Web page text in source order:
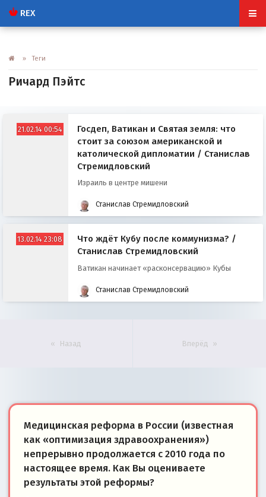
REX
» Теги
Ричард Пэйтс
21.02.14 00:54
Госдеп, Ватикан и Святая земля: что
стоит за союзом американской и
католической дипломатии / Станислав
Стремидловский
Израиль в центре мишени
Станислав Стремидловский
13.02.14 23:08
Что ждёт Кубу после коммунизма? /
Станислав Стремидловский
Ватикан начинает «расконсервацию» Кубы
Станислав Стремидловский
Назад Вперёд
Медицинская реформа в России (известная
как «оптимизация здравоохранения»)
непрерывно продолжается с 2010 года по
настоящее время. Как Вы оцениваете
результаты этой реформы?